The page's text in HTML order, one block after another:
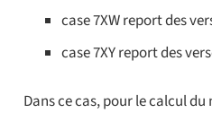
case 7XW report des
case 7XY report des
Dans ce cas, pour le calcul